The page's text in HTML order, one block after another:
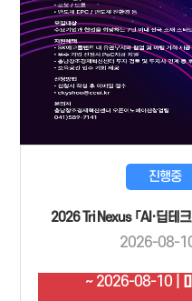
진행중
2026 Tri Nexus 「AI·딥테
2026-08-
~ 2026-08-10 |